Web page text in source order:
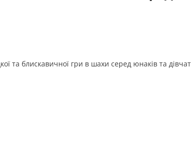
та блискавичної гри в шахи серед юнаків та